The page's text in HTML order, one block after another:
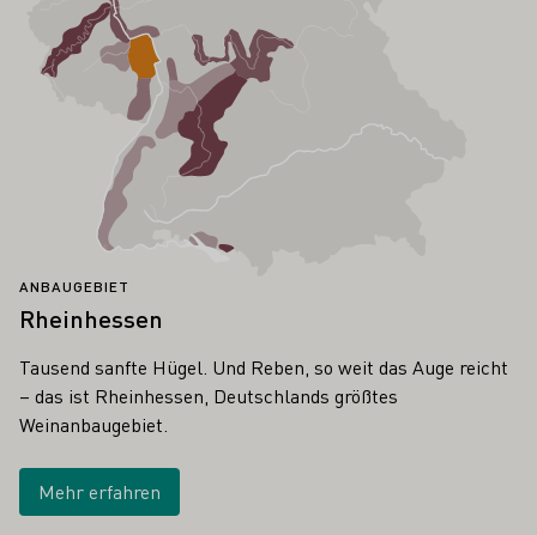
ANBAUGEBIET
Rheinhessen
Tausend sanfte Hügel. Und Reben, so weit das Auge reicht
– das ist Rheinhessen, Deutschlands größtes
Weinanbaugebiet.
Mehr erfahren